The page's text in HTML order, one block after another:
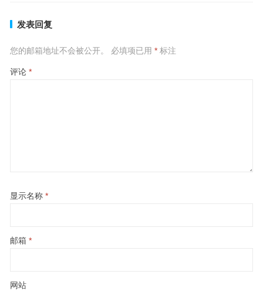
发表回复
您的邮箱地址不会被公开。 必填项已用 *标注
评论 *
显示名称 *
邮箱 *
网站